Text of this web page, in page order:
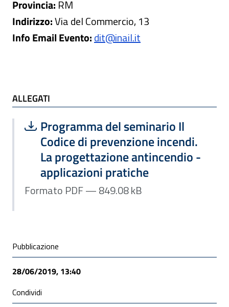
Provincia: RM
Indirizzo:Via del Commercio, 13
Info Email Evento:dit@inail.it
ALLEGATI
ALLEGATI
Scarica file:
Programma del seminario Il
Codice di prevenzione incendi.
La progettazione antincendio -
applicazioni pratiche
Formato PDF — Dimensione 849.08 kB
Formato PDF — 849.08 kB
Condivisione social
Pubblicazione
28/06/2019, 13:40
Condividi